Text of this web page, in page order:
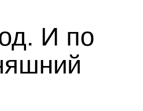
И по